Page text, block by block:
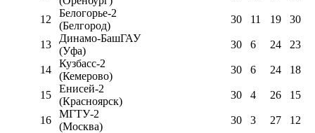
12
Белогорье-2
(Белгород)
30 11 19 30
13
Динамо-БашГАУ
(Уфа)
30 6 24 23
14
Кузбасс-2
(Кемерово)
30 6 24 18
15
Енисей-2
(Красноярск)
30 4 26 15
16
МГТУ-2
(Москва)
30 3 27 12